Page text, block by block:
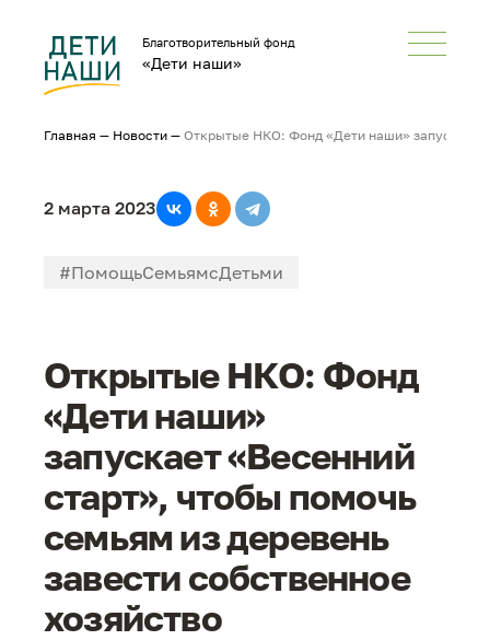
Благотворительный фонд
«Дети наши»
Главная — Новости — Открытые НКО: Фонд «Дети наши» запускает
2 марта 2023
#ПомощьСемьямсДетьми
Открытые НКО: Фонд
«Дети наши»
запускает «Весенний
старт», чтобы помочь
семьям из деревень
завести собственное
хозяйство